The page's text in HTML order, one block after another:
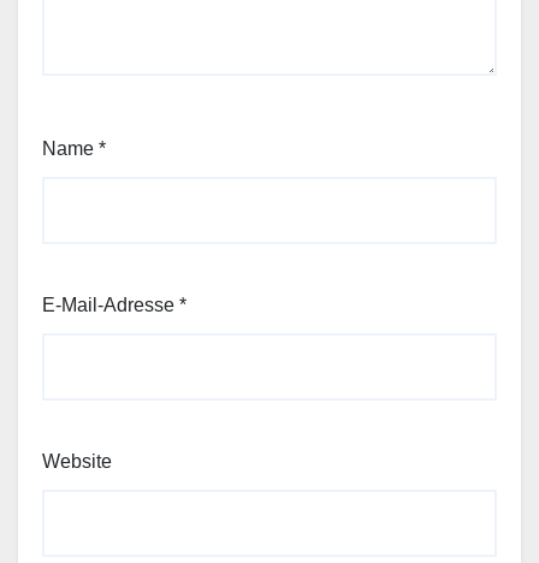
Name *
E-Mail-Adresse *
Website